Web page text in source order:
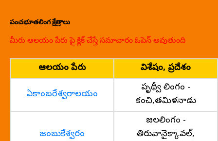
పంచభూతలింగ క్షేత్రాలు
మీరు ఆలయం పేరు పై క్లిక్ చేస్తే సమాచారం ఓపెన్ అవుతుంది
ఆలయం పేరు విశేషం, ప్రదేశం
ఏకాంబరేశ్వరాలయం
పృథ్వీ లింగం -
కంచి,తమిళనాడు
జంబుకేశ్వరం
జలలింగం -
తిరువానైక్కావల్,